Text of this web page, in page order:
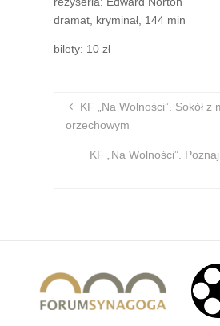
dramat, kryminał, 144 min
bilety: 10 zł
KF „Na Wolności”. Sokół z
orzechowym
KF „Na Wolności”.